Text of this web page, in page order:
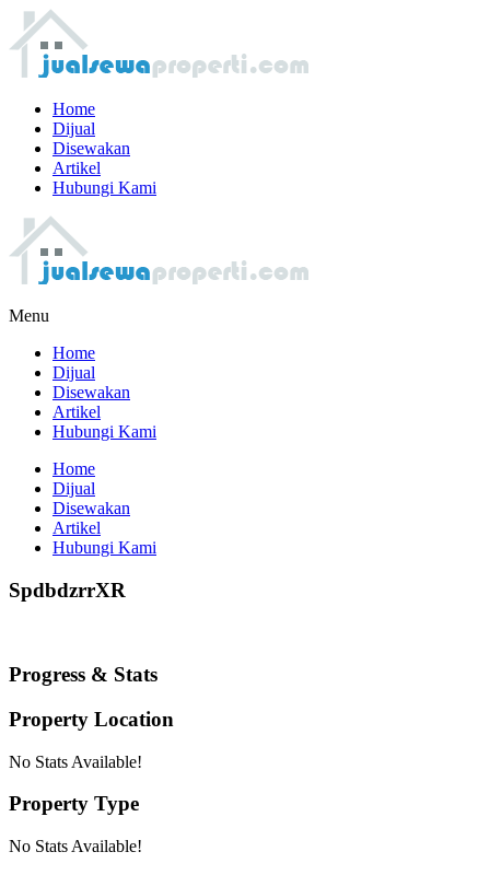
Home
Dijual
Disewakan
Artikel
Hubungi Kami
Menu
Home
Dijual
Disewakan
Artikel
Hubungi Kami
Home
Dijual
Disewakan
Artikel
Hubungi Kami
SpdbdzrrXR
Progress & Stats
Property Location
No Stats Available!
Property Type
No Stats Available!